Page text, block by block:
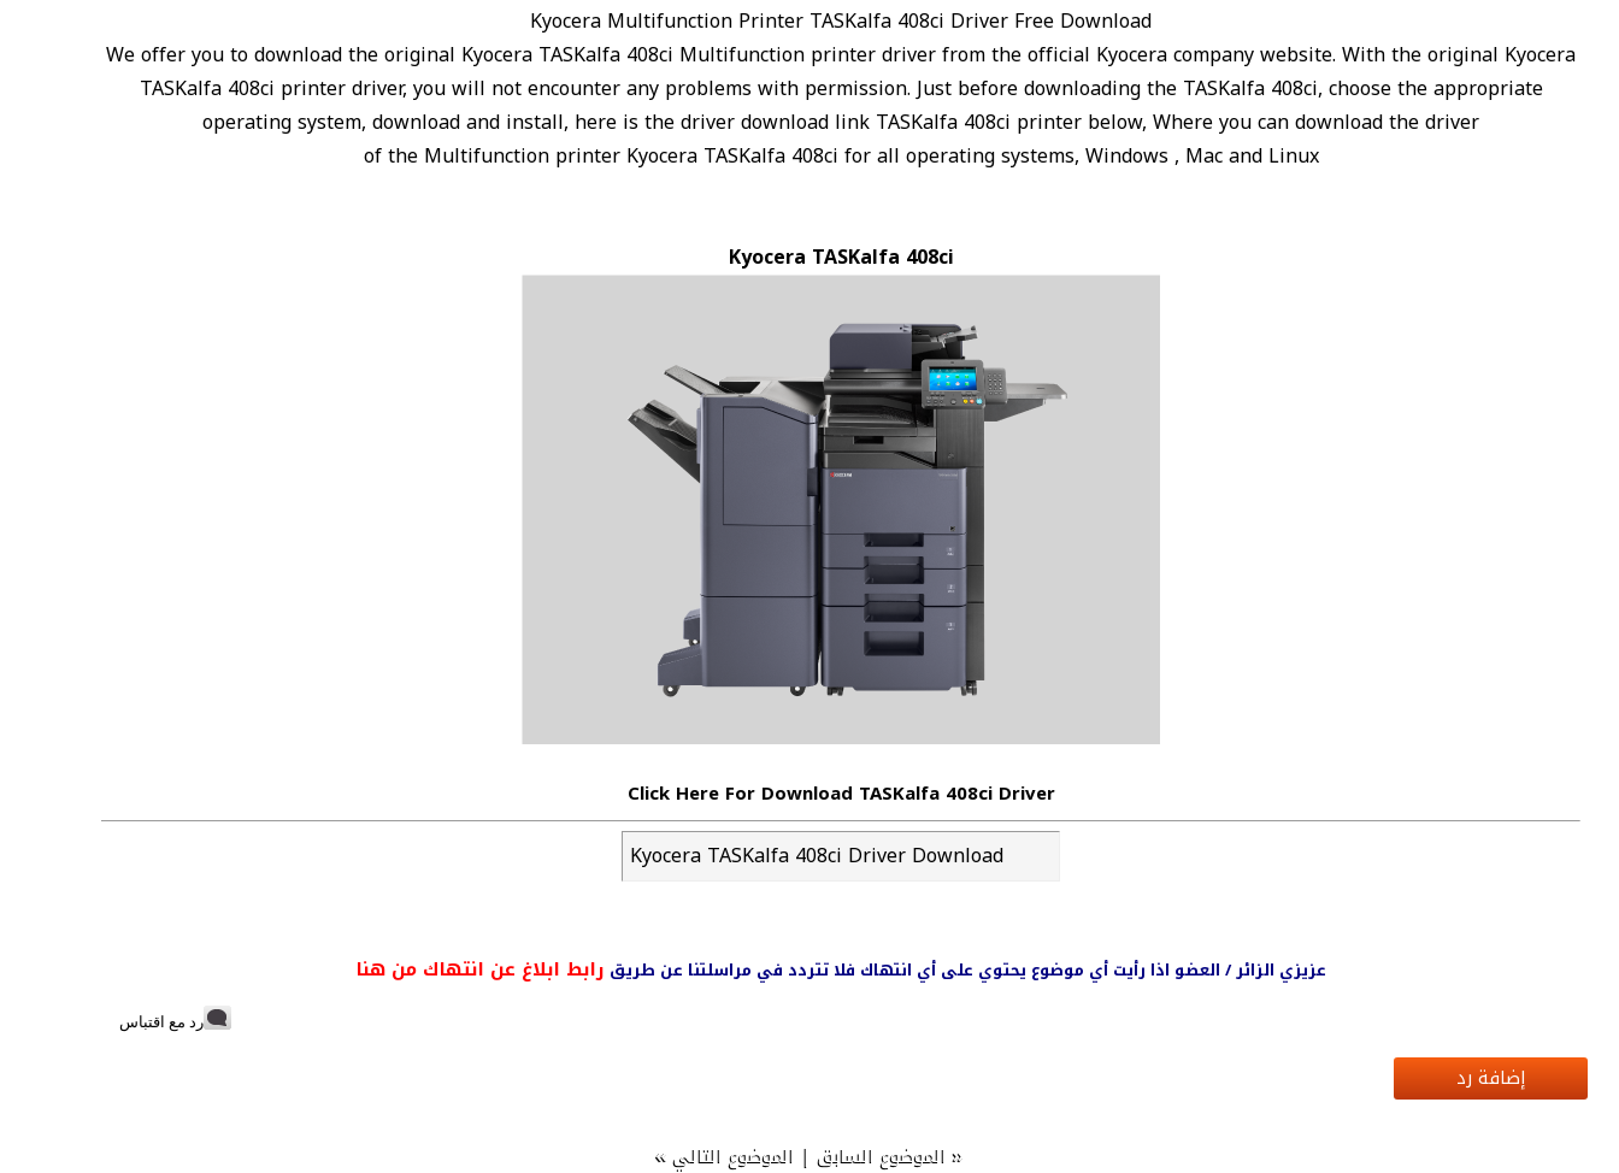
Kyocera Multifunction Printer TASKalfa 408ci Driver Free Download
We offer you to download the original Kyocera TASKalfa 408ci Multifunction printer driver from the official Kyocera company website. With the original Kyocera
TASKalfa 408ci printer driver, you will not encounter any problems with permission. Just before downloading the TASKalfa 408ci, choose the appropriate
operating system, download and install, here is the driver download link TASKalfa 408ci printer below, Where you can download the driver
of the Multifunction printer Kyocera TASKalfa 408ci for all operating systems, Windows , Mac and Linux
Kyocera TASKalfa 408ci
Click Here For Download TASKalfa 408ci Driver
Kyocera TASKalfa 408ci Driver Download
عزيزي الزائر / العضو اذا رأيت أي موضوع يحتوي على أي انتهاك فلا تتردد في مراسلتنا عن طريق رابط ابلاغ عن انتهاك من هنا
رد مع اقتباس
إضافة رد
« الموضوع السابق| الموضوع التالي»